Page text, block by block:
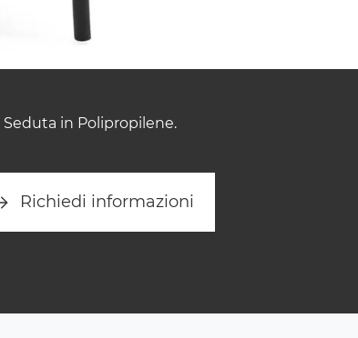
in Polipropilene.
Richiedi informazioni